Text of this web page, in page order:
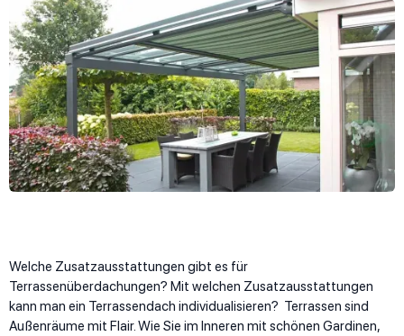
Welche Zusatzausstattungen gibt es für
Terrassenüberdachungen? Mit welchen Zusatzausstattungen
kann man ein Terrassendach individualisieren? Terrassen sind
Außenräume mit Flair. Wie Sie im Inneren mit schönen Gardinen,